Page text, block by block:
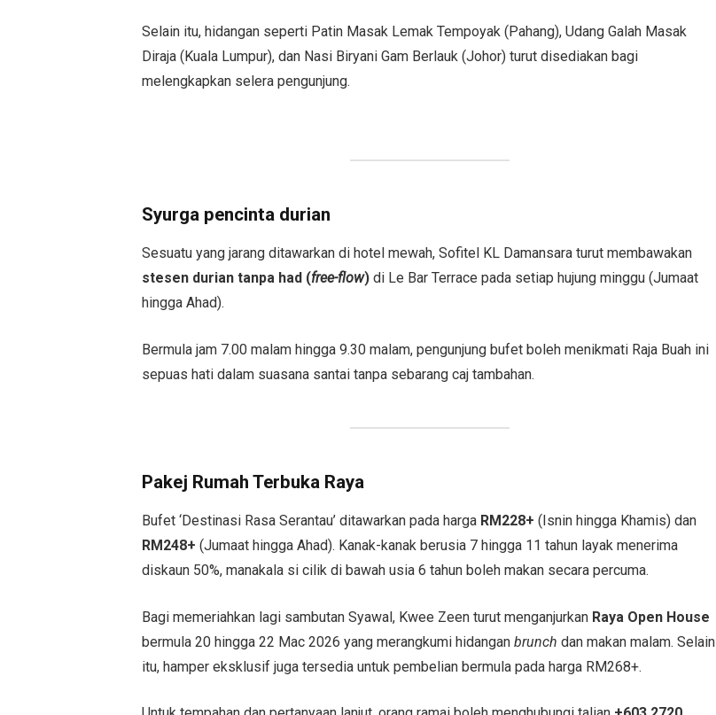
Selain itu, hidangan seperti Patin Masak Lemak Tempoyak (Pahang), Udang Galah Masak
Diraja (Kuala Lumpur), dan Nasi Biryani Gam Berlauk (Johor) turut disediakan bagi
melengkapkan selera pengunjung.
Syurga pencinta durian
Sesuatu yang jarang ditawarkan di hotel mewah, Sofitel KL Damansara turut membawakan
stesen durian tanpa had (free-flow)di Le Bar Terrace pada setiap hujung minggu (Jumaat
hingga Ahad).
Bermula jam 7.00 malam hingga 9.30 malam, pengunjung bufet boleh menikmati Raja Buah ini
sepuas hati dalam suasana santai tanpa sebarang caj tambahan.
Pakej Rumah Terbuka Raya
Bufet ‘Destinasi Rasa Serantau’ ditawarkan pada harga RM228+ (Isnin hingga Khamis) dan
RM248+ (Jumaat hingga Ahad). Kanak-kanak berusia 7 hingga 11 tahun layak menerima
diskaun 50%, manakala si cilik di bawah usia 6 tahun boleh makan secara percuma.
Bagi memeriahkan lagi sambutan Syawal, Kwee Zeen turut menganjurkan Raya Open House
bermula 20 hingga 22 Mac 2026 yang merangkumi hidangan brunch dan makan malam. Selain
itu, hamper eksklusif juga tersedia untuk pembelian bermula pada harga RM268+.
Penyertaan Lengkap
DeepZleep Challenge
August 3, 2026